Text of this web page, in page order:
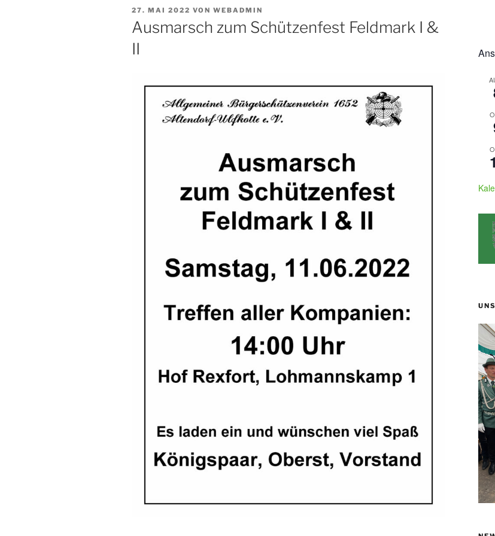
VERÖFFENTLICHT
AM
27. MAI 2022 VON WEBADMIN
Ausmarsch zum Schützenfest Feldmark I &
II